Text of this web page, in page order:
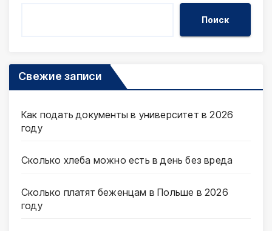
Поиск
Свежие записи
Как подать документы в университет в 2026
году
Сколько хлеба можно есть в день без вреда
Сколько платят беженцам в Польше в 2026
году